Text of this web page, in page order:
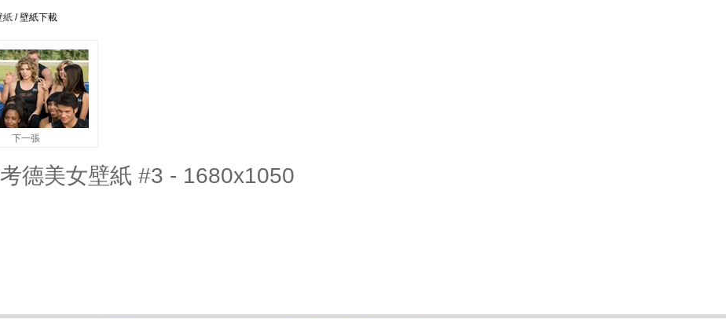
紙 / 壁紙下載
下一張
德美女壁紙 #3 - 1680x1050